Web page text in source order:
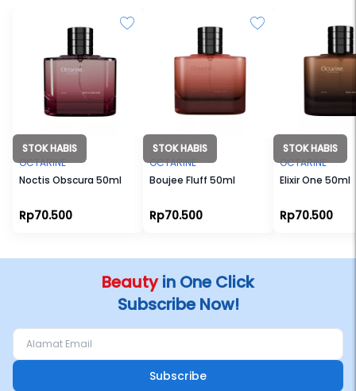
STOK HABIS
OCTARINE
Noctis Obscura 50ml
Rp70.500
STOK HABIS
OCTARINE
Boujee Fluff 50ml
Rp70.500
STOK HABIS
OCTARINE
Elixir One 50ml
Rp70.500
Beautyin One Click
Subscribe Now!
Subscribe